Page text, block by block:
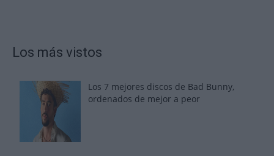
Los más vistos
Los 7 mejores discos de Bad Bunny,
ordenados de mejor a peor